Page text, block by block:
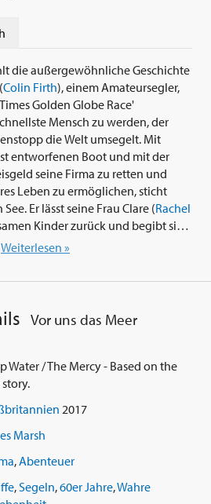
die außergewöhnliche Geschichte
Colin Firth), einem Amateursegler,
Golden Globe Race'
Mensch zu werden, der
die Welt umsegelt. Mit
entworfenen Boot und mit der
seine Firma zu retten und
Leben zu ermöglichen, sticht
Er lässt seine Frau Clare (Rachel
Kinder zurück und begibt sich
das Geschichte schreiben
als ein Mysterium der
den Hauptrollen des emotionalen
'The King's Speech') als Donald
('The Fountain') als seine Frau
Ken Stott('War & Peace')
führt Oscar-Gewinner
Burns ('Side Effects'). Produziert
britische Originaltitel, von
Weiterlesen »
Vor uns das Meer
Water / The Mercy - Based on the
2017
Marsh
,Abenteuer
,Segeln,60er Jahre,Wahre